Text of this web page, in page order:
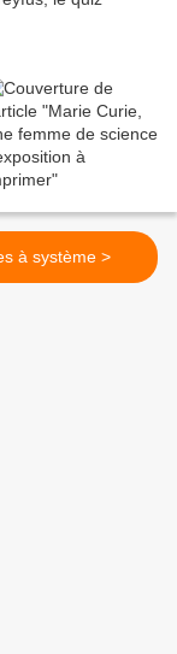
Cartes à système >